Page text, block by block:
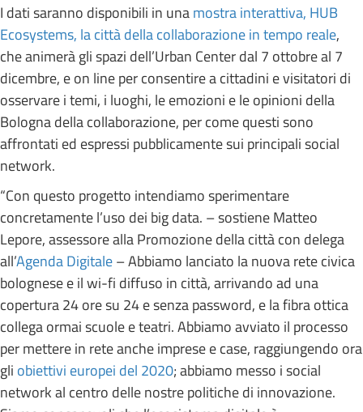
I dati saranno disponibili in unamostra interattiva, HUB
Ecosystems, la città della collaborazione in tempo reale,
che animerà gli spazi dell’Urban Center dal 7 ottobre al 7
dicembre, e on line per consentire a cittadini e visitatori di
osservare i temi, i luoghi, le emozioni e le opinioni della
Bologna della collaborazione, per come questi sono
affrontati ed espressi pubblicamente sui principali social
network.
“Con questo progetto intendiamo sperimentare
concretamente l’uso dei big data. – sostiene Matteo
Lepore, assessore alla Promozione della città con delega
all’Agenda Digitale– Abbiamo lanciato la nuova rete civica
bolognese e il wi-fi diffuso in città, arrivando ad una
copertura 24 ore su 24 e senza password, e la fibra ottica
collega ormai scuole e teatri. Abbiamo avviato il processo
per mettere in rete anche imprese e case, raggiungendo ora
gli obiettivi europei del 2020; abbiamo messo i social
network al centro delle nostre politiche di innovazione.